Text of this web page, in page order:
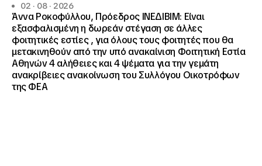
02 · 08 · 2026
Άννα Ροκοφύλλου, Πρόεδρος ΙΝΕΔΙΒΙΜ: Είναι
εξασφαλισμένη η δωρεάν στέγαση σε άλλες
φοιτητικές εστίες , για όλους τους φοιτητές που θα
μετακινηθούν από την υπό ανακαίνιση Φοιτητική Εστία
Αθηνών 4 αλήθειες και 4 ψέματα για την γεμάτη
ανακρίβειες ανακοίνωση του Συλλόγου Οικοτρόφων
της ΦΕΑ